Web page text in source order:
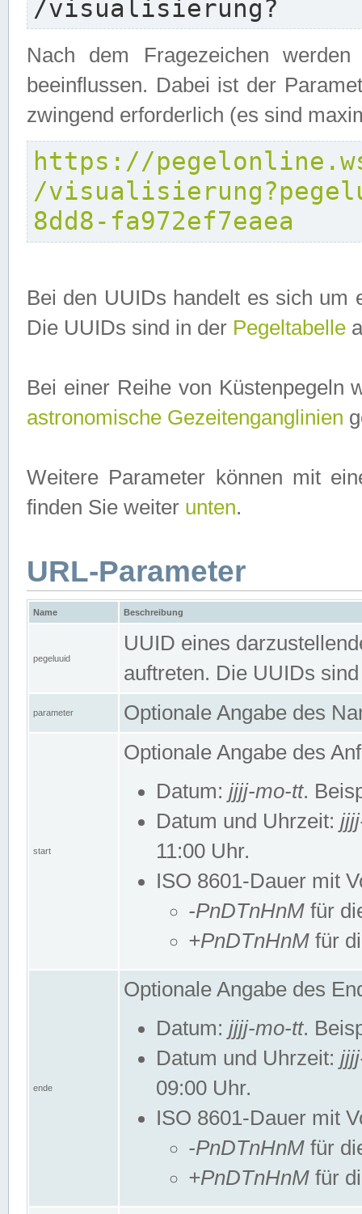
/visualisierung?
Nach dem Fragezeichen
beeinflussen. Dabei ist der
zwingend erforderlich (es sind
https://
/
8dd8-fa972ef7eaea
Bei den UUIDs handelt es sich um
Die UUIDs sind in der Pegeltabelle
Bei einer Reihe von Küstenpegeln
astronomische Gezeitenganglinien
Weitere Parameter können mit
finden Sie weiter unten.
URL-Parameter
Name Beschreibung
pegeluuid
UUID eines
auftreten. Die UUIDs
parameter Optionale Angabe des
start
Optionale Angabe des
Datum: jjjj-mo-tt.
Datum und Uhrzeit:
11:00 Uhr.
ISO 8601-Dauer mit
-PnDTnHnM für
+PnDTnHnM für
ende
Optionale Angabe des
Datum: jjjj-mo-tt.
Datum und Uhrzeit:
09:00 Uhr.
ISO 8601-Dauer mit
-PnDTnHnM für
+PnDTnHnM für